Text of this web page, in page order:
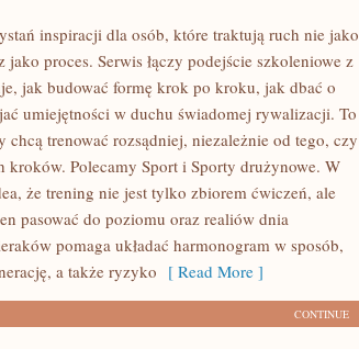
inspiracji dla osób, które traktują ruch nie jako
proces. Serwis łączy podejście szkoleniowe z
jak budować formę krok po kroku, jak dbać o
umiejętności w duchu świadomej rywalizacji. To
chcą trenować rozsądniej, niezależnie od tego, czy
kroków. Polecamy Sport i Sporty drużynowe. W
że trening nie jest tylko zbiorem ćwiczeń, ale
pasować do poziomu oraz realiów dnia
pomaga układać harmonogram w sposób,
a także ryzyko [ Read More ]
CONTINUE